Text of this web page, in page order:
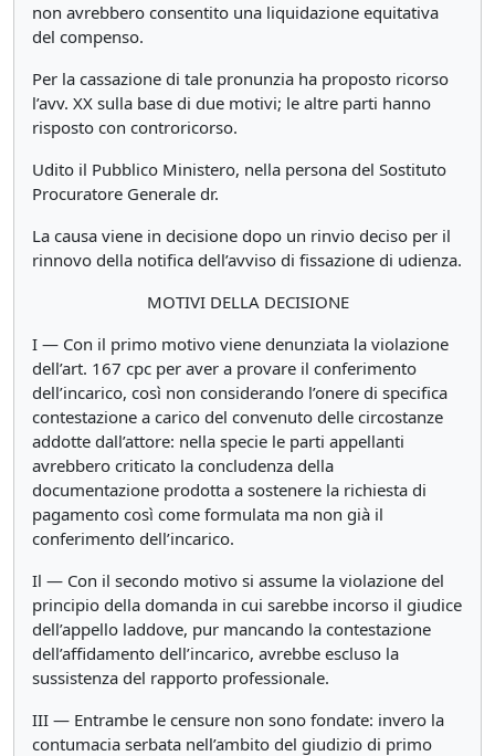
non avrebbero consentito una liquidazione equitativa
del compenso.
Per la cassazione di tale pronunzia ha proposto ricorso
l’avv. XX sulla base di due motivi; le altre parti hanno
risposto con controricorso.
Udito il Pubblico Ministero, nella persona del Sostituto
Procuratore Generale dr.
La causa viene in decisione dopo un rinvio deciso per il
rinnovo della notifica dell’avviso di fissazione di udienza.
MOTIVI DELLA DECISIONE
I — Con il primo motivo viene denunziata la violazione
dell’art. 167 cpc per aver a provare il conferimento
dell’incarico, così non considerando l’onere di specifica
contestazione a carico del convenuto delle circostanze
addotte dall’attore: nella specie le parti appellanti
avrebbero criticato la concludenza della
documentazione prodotta a sostenere la richiesta di
pagamento così come formulata ma non già il
conferimento dell’incarico.
Il — Con il secondo motivo si assume la violazione del
principio della domanda in cui sarebbe incorso il giudice
dell’appello laddove, pur mancando la contestazione
dell’affidamento dell’incarico, avrebbe escluso la
sussistenza del rapporto professionale.
III — Entrambe le censure non sono fondate: invero la
contumacia serbata nell’ambito del giudizio di primo